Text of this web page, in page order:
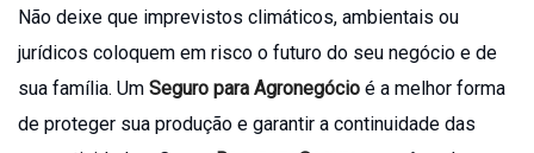
Não deixe que imprevistos climáticos, ambientais ou
jurídicos coloquem em risco o futuro do seu negócio e de
sua família. Um Seguro para Agronegócio é a melhor forma
de proteger sua produção e garantir a continuidade das